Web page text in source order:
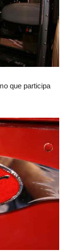
que participa